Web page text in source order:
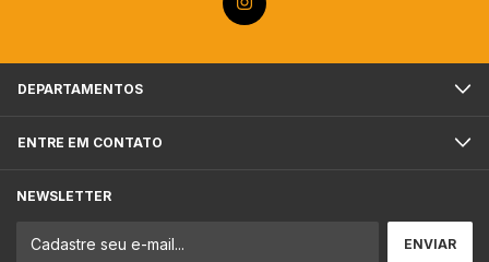
DEPARTAMENTOS
ENTRE EM CONTATO
NEWSLETTER